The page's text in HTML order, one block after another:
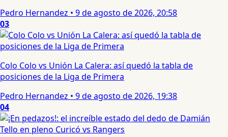
Pedro Hernandez • 9 de agosto de 2026, 20:58
03
Colo Colo vs Unión La Calera: así quedó la tabla de
posiciones de la Liga de Primera
Pedro Hernandez • 9 de agosto de 2026, 19:38
04